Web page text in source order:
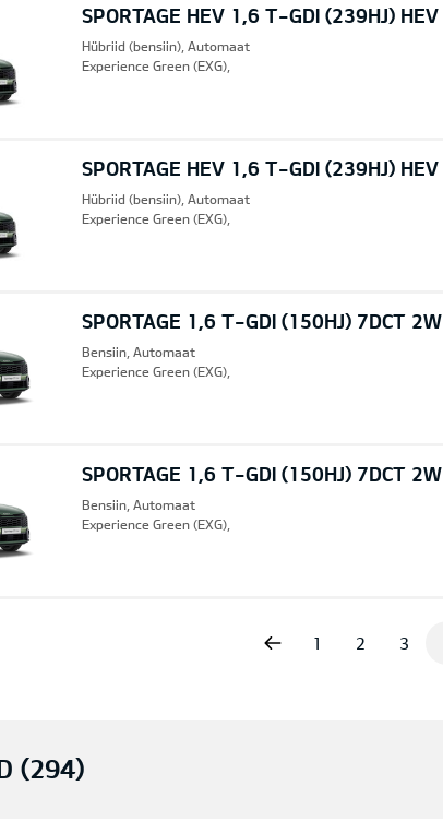
SPORTAGE HEV 1,6 T-GDI (239HJ)
Hübriid (bensiin), Automaat
Experience Green (EXG),
SPORTAGE HEV 1,6 T-GDI (239HJ)
Hübriid (bensiin), Automaat
Experience Green (EXG),
SPORTAGE 1,6 T-GDI (150HJ) 7DCT
Bensiin, Automaat
Experience Green (EXG),
SPORTAGE 1,6 T-GDI (150HJ) 7DCT
Bensiin, Automaat
Experience Green (EXG),
1 2 3
(294)